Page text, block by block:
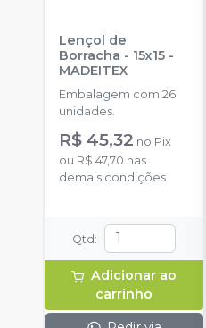
Lençol de
Borracha - 15x15 -
MADEITEX
Embalagem com 26
unidades.
R$ 45,32 no Pix
ou R$ 47,70 nas
demais condições
Qtd :
Adicionar ao
carrinho